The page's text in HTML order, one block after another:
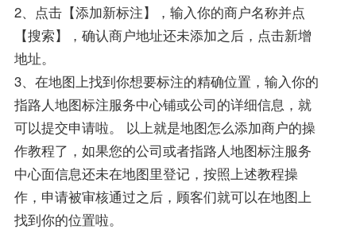
2、点击【添加新标注】，输入你的商户名称并点
【搜索】，确认商户地址还未添加之后，点击新增
地址。
3、在地图上找到你想要标注的精确位置，输入你的
指路人地图标注服务中心铺或公司的详细信息，就
可以提交申请啦。 以上就是地图怎么添加商户的操
作教程了，如果您的公司或者指路人地图标注服务
中心面信息还未在地图里登记，按照上述教程操
作，申请被审核通过之后，顾客们就可以在地图上
找到你的位置啦。